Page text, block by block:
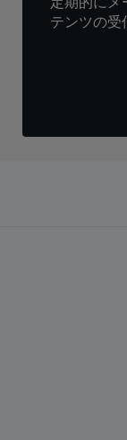
定期的にメ
テンツの受